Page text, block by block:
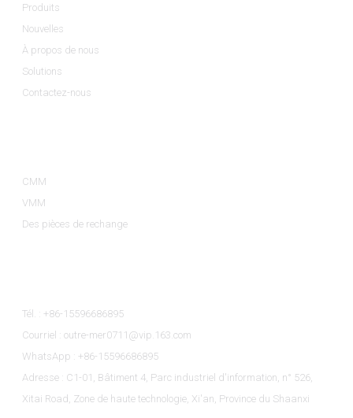
Produits
Nouvelles
À propos de nous
Solutions
Contactez-nous
CMM
VMM
Des pièces de rechange
Tél. : +86-15596686895
Courriel : outre-mer0711@vip.163.com
WhatsApp : +86-15596686895
Adresse : C1-01, Bâtiment 4, Parc industriel d'information, n° 526,
Xitai Road, Zone de haute technologie, Xi'an, Province du Shaanxi